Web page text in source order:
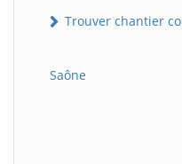
Trouver chantier
Saône